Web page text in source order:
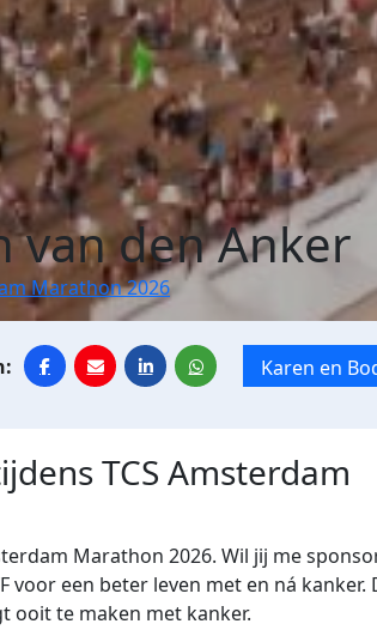
van den Anker
Marathon 2026
Karen en
TCS Amsterdam
Marathon 2026. Wil jij me
voor een beter leven met en ná kanker.
ooit te maken met kanker.